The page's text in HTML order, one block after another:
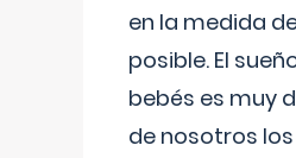
en la medida
posible. El
bebés es muy
de nosotros